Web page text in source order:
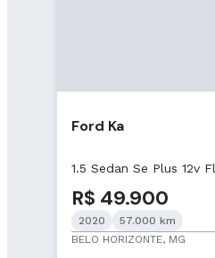
Ford Ka
1.5 Sedan Se Plus 12v
R$ 49.900
2020
57.000 km
BELO HORIZONTE, MG